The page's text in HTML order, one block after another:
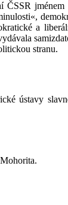
a
stranu.
ústavy